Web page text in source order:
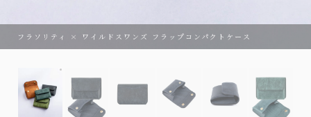
フラソリティ × ワイルドスワンズ フラップコンパクトケース
フラソリティ × ワイルドスワンズ フラップコンパクトケース